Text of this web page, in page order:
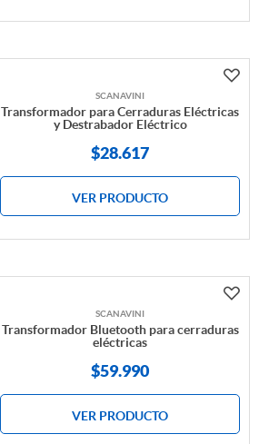
SCANAVINI
Transformador para Cerraduras Eléctricas
y Destrabador Eléctrico
$28.617
VER PRODUCTO
SCANAVINI
Transformador Bluetooth para cerraduras
eléctricas
$59.990
VER PRODUCTO